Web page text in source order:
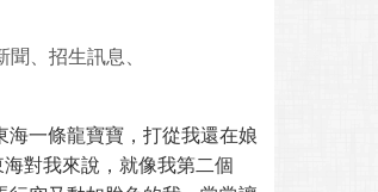
、招生訊息、
一條龍寶寶，打從我還在娘
對我來說，就像我第二個